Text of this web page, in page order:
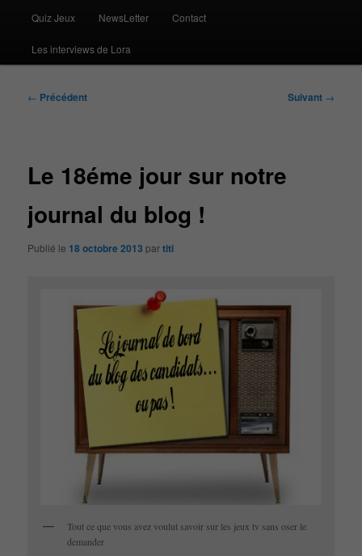
Quiz Jeux NewsLetter Contact
Les interviews de Lora
Navigation
← Précédent Suivant →
Le 18éme jour sur notre
journal du blog !
Publié le 18 octobre 2013 partiti
Tout ce que vous avez voulut savoir sur les jeux tv sans oser le
demander